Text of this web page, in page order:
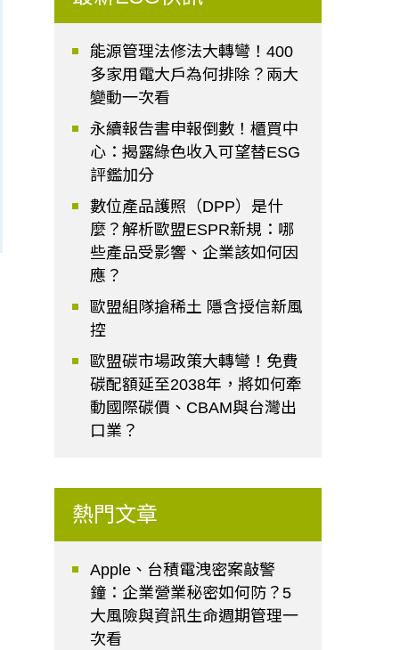
能源管理法修法大轉彎！400
多家用電大戶為何排除？兩大
變動一次看
永續報告書申報倒數！櫃買中
心：揭露綠色收入可望替ESG
評鑑加分
數位產品護照（DPP）是什
麼？解析歐盟ESPR新規：哪
些產品受影響、企業該如何因
應？
歐盟組隊搶稀土 隱含授信新風
控
歐盟碳市場政策大轉彎！免費
碳配額延至2038年，將如何牽
動國際碳價、CBAM與台灣出
口業？
熱門文章
Apple、台積電洩密案敲警
鐘：企業營業秘密如何防？5
大風險與資訊生命週期管理一
次看